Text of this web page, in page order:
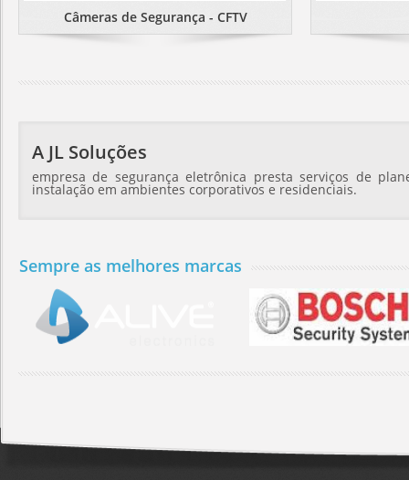
Câmeras de Segurança - CFTV
A JL Soluções
empresa de segurança eletrônica presta serviços de
instalação em ambientes corporativos e residenciais.
Sempre as melhores marcas